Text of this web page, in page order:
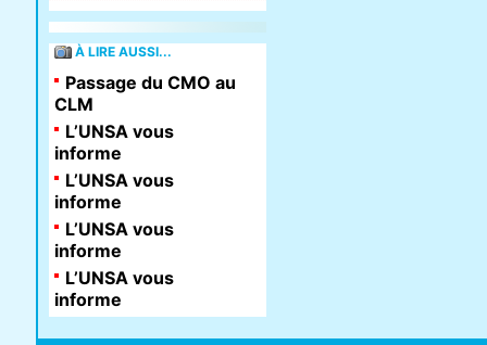
À LIRE AUSSI...
Passage du CMO au
CLM
L’UNSA vous
informe
L’UNSA vous
informe
L’UNSA vous
informe
L’UNSA vous
informe